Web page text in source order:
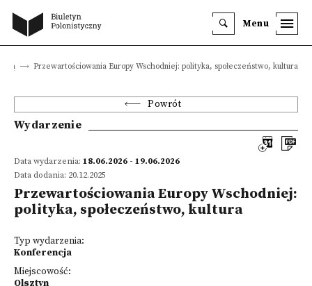
Menu
Przewartościowania Europy Wschodniej: polityka, społeczeństwo, kultura
Powrót
Wydarzenie
Data wydarzenia: 18.06.2026 - 19.06.2026
Data dodania: 20.12.2025
Przewartościowania Europy Wschodniej:
polityka, społeczeństwo, kultura
Typ wydarzenia:
Konferencja
Miejscowość:
Olsztyn